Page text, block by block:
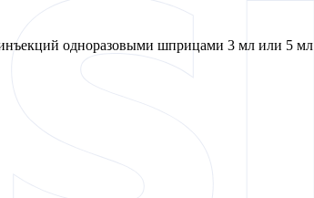
одноразовыми шприцами 3 мл или 5 мл